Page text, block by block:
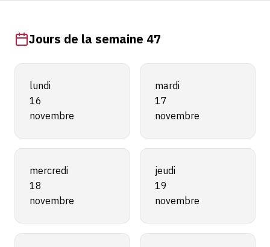
Jours de la semaine 47
lundi
16
novembre
mardi
17
novembre
mercredi
18
novembre
jeudi
19
novembre